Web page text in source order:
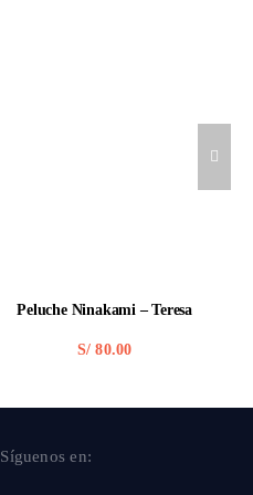
Peluche Ninakami – Teresa
S/ 80.00
Síguenos en: